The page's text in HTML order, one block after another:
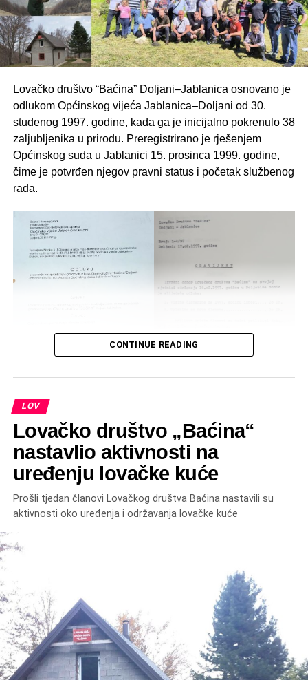
Više o Lovačkom društvu “Baćina” pročitajte u ovom
Baćina zove: Priča o Lovačkom društvu “Baćina” koje spaja
tradiciju i očuvanje prirode
Lovačko društvo “Baćina” Doljani–Jablanica osnovano je
odlukom Općinskog vijeća Jablanica–Doljani od 30.
studenog 1997. godine, kada ga je inicijalno pokrenulo 38
zaljubljenika u prirodu. Preregistrirano je rješenjem
Općinskog suda u Jablanici 15. prosinca 1999. godine,
čime je potvrđen njegov pravni status i početak službenog
rada.
Odluka o osnivanju iz 1997
Ime i prezime Ime i prezime Ime i prezime
CONTINUE READING
LOV
Lovačko društvo „Baćina“
nastavlio aktivnosti na
uređenju lovačke kuće
Prošli tjedan članovi Lovačkog društva Baćina nastavili su
aktivnosti oko uređenja i održavanja lovačke kuće